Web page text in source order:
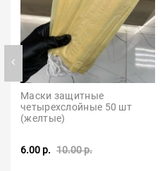
Маски защитные
четырехслойные 50 шт
(желтые)
6.00 р. 10.00 р.